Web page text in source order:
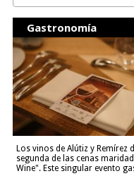
Gastronomía
Los vinos de Alútiz y Remírez
segunda de las cenas
Wine". Este singular evento